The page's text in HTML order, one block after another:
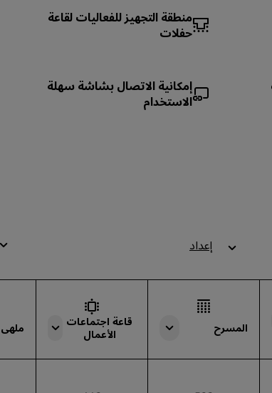
منطقة التجهيز للفعاليات لقاعة
حفلات
إمكانية الاتصال بشاشة سهلة
الاستخدام
إعداد
المسرح
قاعة اجتماعات
الأعمال
ملهى